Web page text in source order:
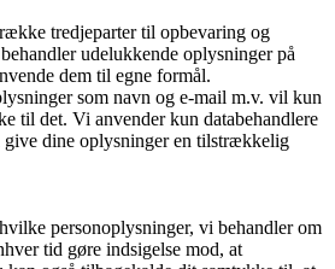
tredjeparter til opbevaring og
udelukkende oplysninger på
dem til egne formål.
som navn og e-mail m.v. vil kun
til det. Vi anvender kun databehandlere
dine oplysninger en tilstrækkelig
personoplysninger, vi behandler om
tid gøre indsigelse mod, at